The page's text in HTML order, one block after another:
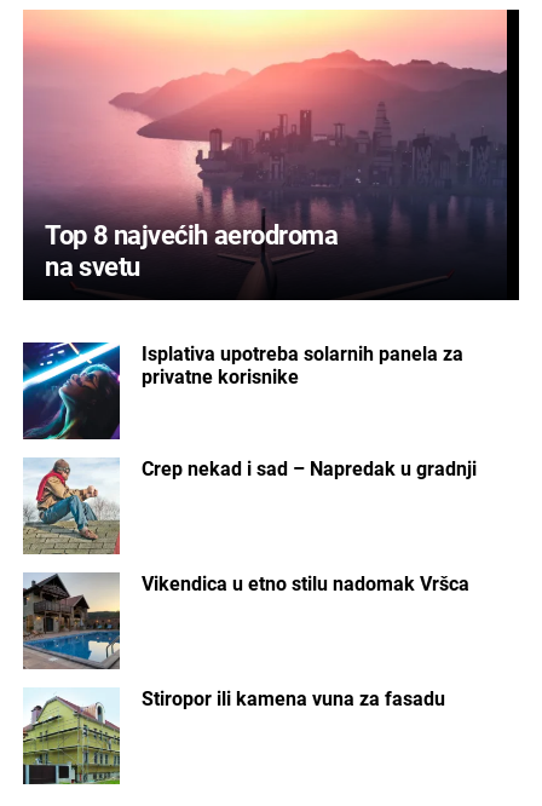
Top 8 najvećih aerodroma
na svetu
Isplativa upotreba solarnih panela za
privatne korisnike
Crep nekad i sad – Napredak u gradnji
Vikendica u etno stilu nadomak Vršca
Stiropor ili kamena vuna za fasadu